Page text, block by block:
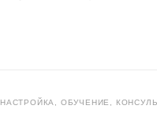
НАСТРОЙКА, ОБУЧЕНИЕ,